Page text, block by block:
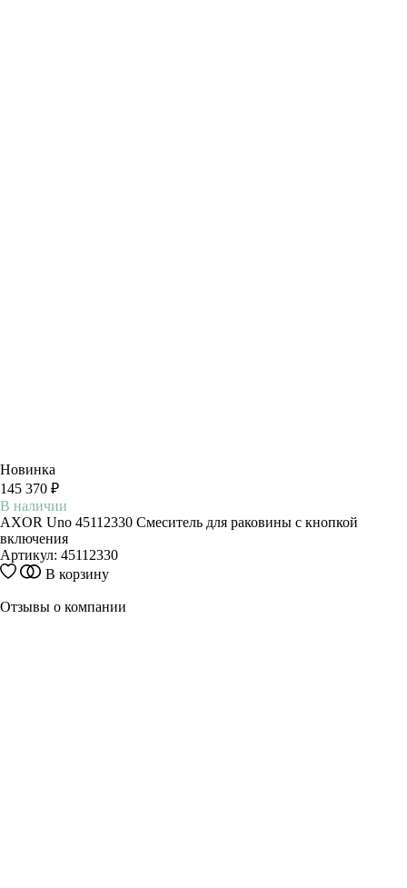
Новинка
145 370 ₽
В наличии
AXOR Uno 45112330 Смеситель для раковины с кнопкой
включения
Артикул: 45112330
В корзину
Отзывы о компании